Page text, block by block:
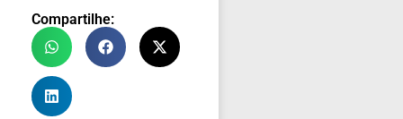
Compartilhe: